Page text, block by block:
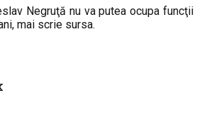
Negruţă nu va putea ocupa funcţii
mai scrie sursa.